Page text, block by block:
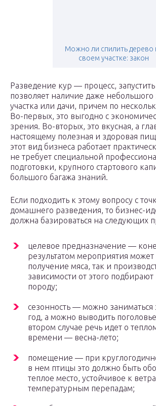
Можно ли спилить дерево
своем участке: закон
Разведение кур — процесс,
позволяет наличие даже небольшого
участка или дачи, причем по
Во-первых, это выгодно с
зрения. Во-вторых, это вкусная, а
настоящему полезная и здоровая
этот вид бизнеса работает
не требует специальной
подготовки, крупного стартового
большого багажа знаний.
Если подходить к этому вопросу с
домашнего разведения, то бизнес-
должна базироваться на следующих
целевое предназначение —
результатом мероприятия может
получение мяса, так и
зависимости от этого
породу;
сезонность — можно заниматься
год, а можно выводить
втором случае речь идет о
времени — весна-лето;
помещение — при
в нем птицы это должно быть
теплое место, устойчивое к
температурным перепадам;